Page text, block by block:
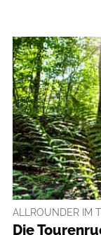
ALLROUNDER IM
Die